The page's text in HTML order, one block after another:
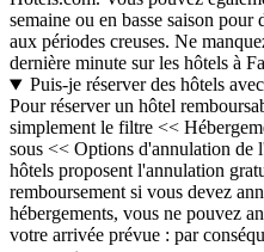
semaine ou en basse saison
aux périodes creuses. Ne
dernière minute sur les hôtels à
Puis-je réserver des hôtels
Pour réserver un hôtel
simplement le filtre <<
sous << Options d'annulation de
hôtels proposent l'annulation
remboursement si vous devez
hébergements, vous ne pouvez
votre arrivée prévue : par